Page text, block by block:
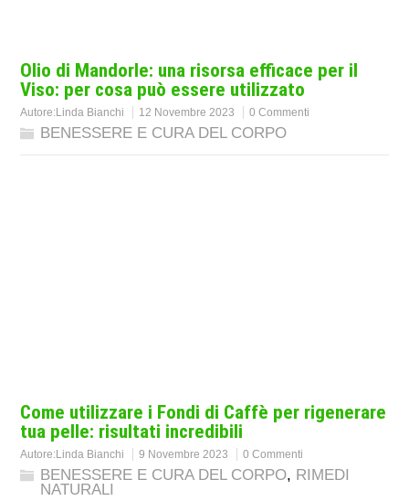
Olio di Mandorle: una risorsa efficace per il
Viso: per cosa può essere utilizzato
Autore:Linda Bianchi 12 Novembre 2023 0 Commenti
BENESSERE E CURA DEL CORPO
Come utilizzare i Fondi di Caffè per rigenerare
tua pelle: risultati incredibili
Autore:Linda Bianchi 9 Novembre 2023 0 Commenti
BENESSERE E CURA DEL CORPO, RIMEDI
NATURALI